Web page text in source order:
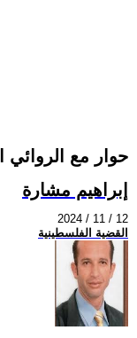
حوار مع
إبراهيم مشارة
2024 / 11 / 12
القضية الفلسطينية